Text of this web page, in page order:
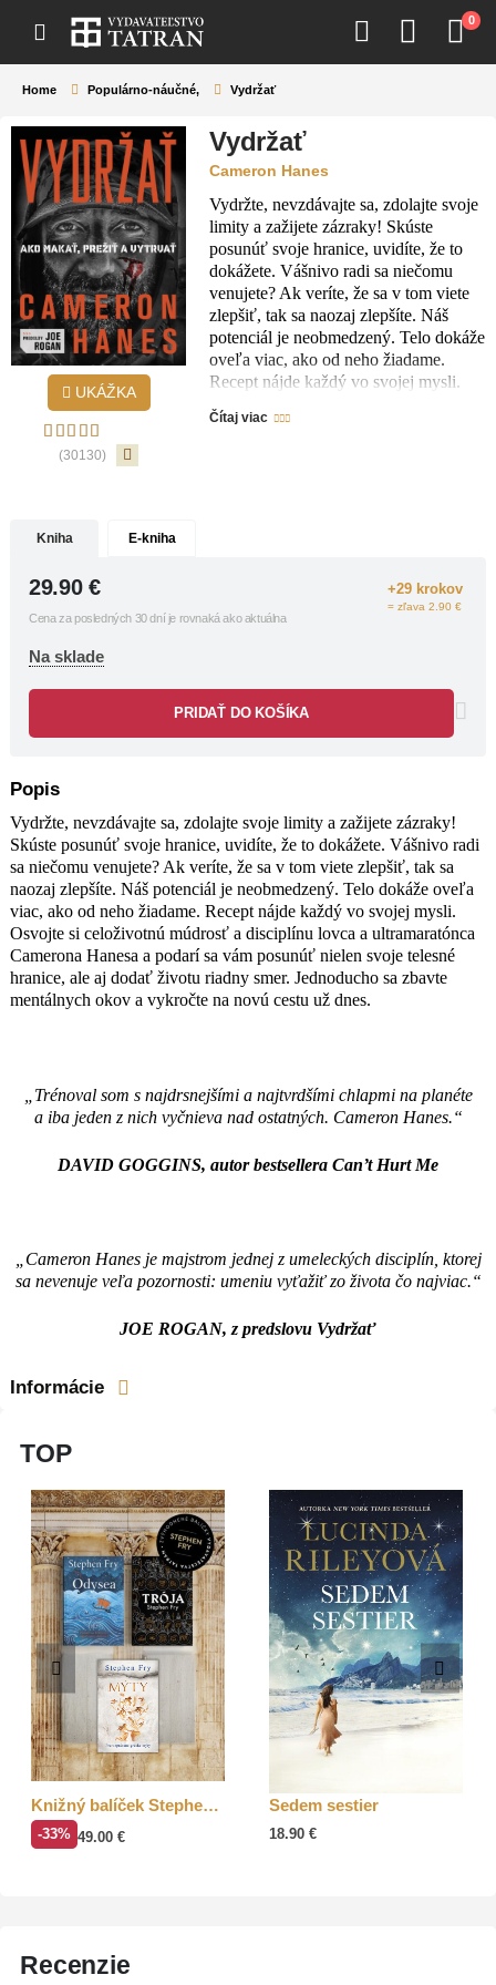
0
Home Populárno-náučné, Vydržať
UKÁŽKA
(30130)
Vydržať
Cameron Hanes
Vydržte, nevzdávajte sa, zdolajte svoje
limity a zažijete zázraky! Skúste
posunúť svoje hranice, uvidíte, že to
dokážete. Vášnivo radi sa niečomu
venujete? Ak veríte, že sa v tom viete
zlepšiť, tak sa naozaj zlepšíte. Náš
potenciál je neobmedzený. Telo dokáže
oveľa viac, ako od neho žiadame.
Recept nájde každý vo svojej mysli.
a disciplínu lovca a ultramaratónca
„Trénoval som s najdrsnejšími
a najtvrdšími chlapmi na planéte a iba
jeden z nich vyčnieva nad ostatných.
Can’t Hurt Me
„Cameron Hanes je majstrom jednej z
JOE ROGAN, z predslovu Vydržať
Čítaj viac
Kniha E-kniha
+29 krokov
= zľava 2.90 €
29.90 €
Cena za posledných 30 dní je rovnaká ako aktuálna
Na sklade
PRIDAŤ DO KOŠÍKA
Popis
Vydržte, nevzdávajte sa, zdolajte svoje limity a zažijete zázraky!
Skúste posunúť svoje hranice, uvidíte, že to dokážete. Vášnivo radi
sa niečomu venujete? Ak veríte, že sa v tom viete zlepšiť, tak sa
naozaj zlepšíte. Náš potenciál je neobmedzený. Telo dokáže oveľa
viac, ako od neho žiadame. Recept nájde každý vo svojej mysli.
Osvojte si celoživotnú múdrosť a disciplínu lovca a ultramaratónca
Camerona Hanesa a podarí sa vám posunúť nielen svoje telesné
hranice, ale aj dodať životu riadny smer. Jednoducho sa zbavte
mentálnych okov a vykročte na novú cestu už dnes.
„Trénoval som s najdrsnejšími a najtvrdšími chlapmi na planéte
a iba jeden z nich vyčnieva nad ostatných. Cameron Hanes.“
DAVID GOGGINS, autor bestsellera Can’t Hurt Me
„Cameron Hanes je majstrom jednej z umeleckých disciplín, ktorej
sa nevenuje veľa pozornosti: umeniu vyťažiť zo života čo najviac.“
JOE ROGAN, z predslovu Vydržať
Informácie
TOP
Knižný balíček Stephen Fry
-33% 49.00 €
Sedem sestier
18.90€
Recenzie